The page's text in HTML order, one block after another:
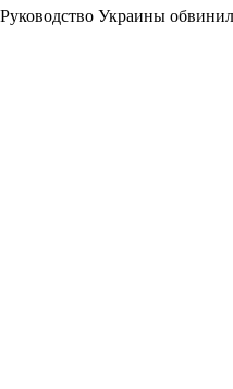
Руководство Украины